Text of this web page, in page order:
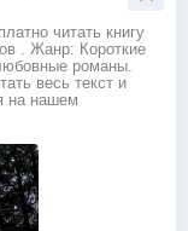
читать книгу
. Жанр: Короткие
романы.
весь текст и
на нашем